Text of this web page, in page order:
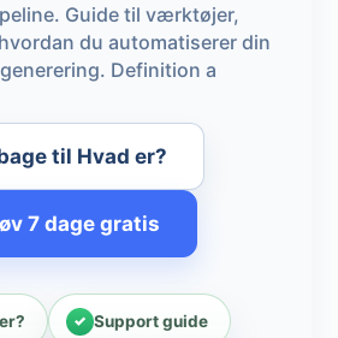
Guide til værktøjer,
du automatiserer din
Definition a
til Hvad er?
7 dage gratis
Support guide